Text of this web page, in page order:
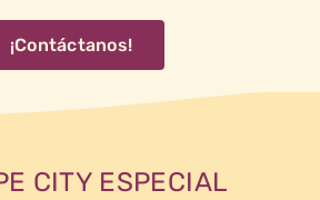
¡Contáctanos!
CITY ESPECIAL